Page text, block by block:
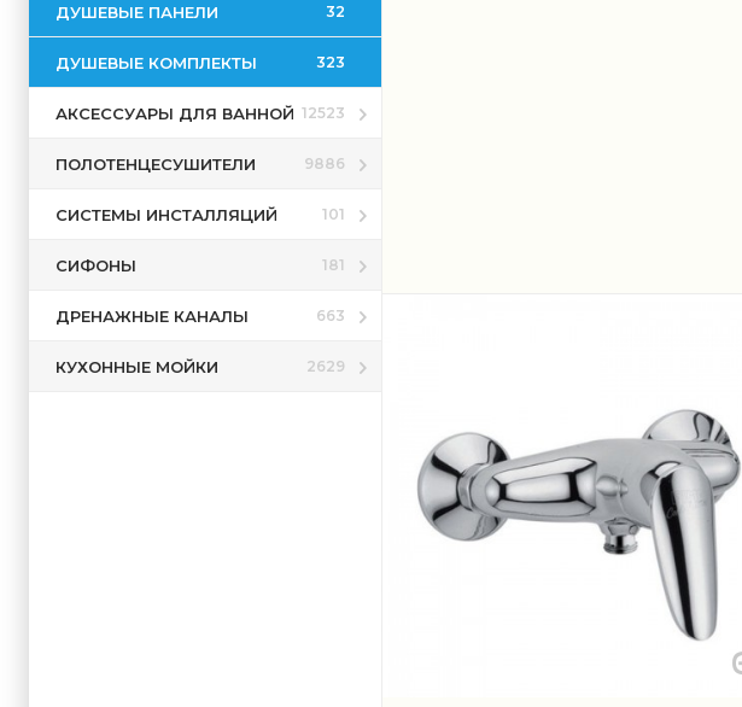
ДУШЕВЫЕ ПАНЕЛИ 32
ДУШЕВЫЕ КОМПЛЕКТЫ 323
АКСЕССУАРЫ ДЛЯ ВАННОЙ 12523
ПОЛОТЕНЦЕСУШИТЕЛИ 9886
СИСТЕМЫ ИНСТАЛЛЯЦИЙ 101
СИФОНЫ 181
ДРЕНАЖНЫЕ КАНАЛЫ 663
КУХОННЫЕ МОЙКИ 2629